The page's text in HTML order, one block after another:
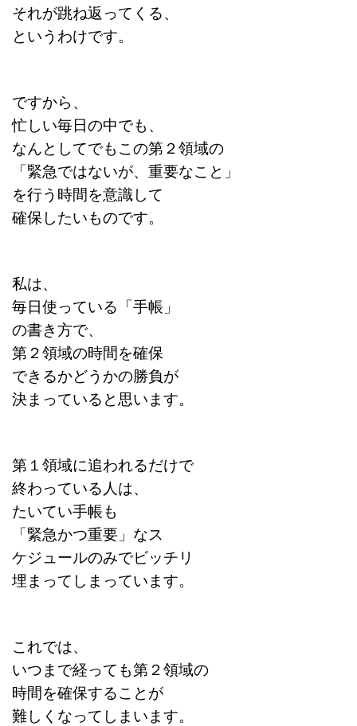
それが跳ね返ってくる、
というわけです。
ですから、
忙しい毎日の中でも、
なんとしてでもこの第２領域の
「緊急ではないが、重要なこと」
を行う時間を意識して
確保したいものです。
私は、
毎日使っている「手帳」
の書き方で、
第２領域の時間を確保
できるかどうかの勝負が
決まっていると思います。
第１領域に追われるだけで
終わっている人は、
たいてい手帳も
「緊急かつ重要」なス
ケジュールのみでビッチリ
埋まってしまっています。
これでは、
いつまで経っても第２領域の
時間を確保することが
難しくなってしまいます。